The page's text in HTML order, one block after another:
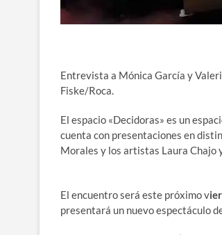
Entrevista a Mónica García y
Fiske/Roca.
El espacio «Decidoras» es un
cuenta con presentaciones en
Morales y los artistas Laura Chajo
El encuentro será este próximo v
presentará un nuevo espectáculo